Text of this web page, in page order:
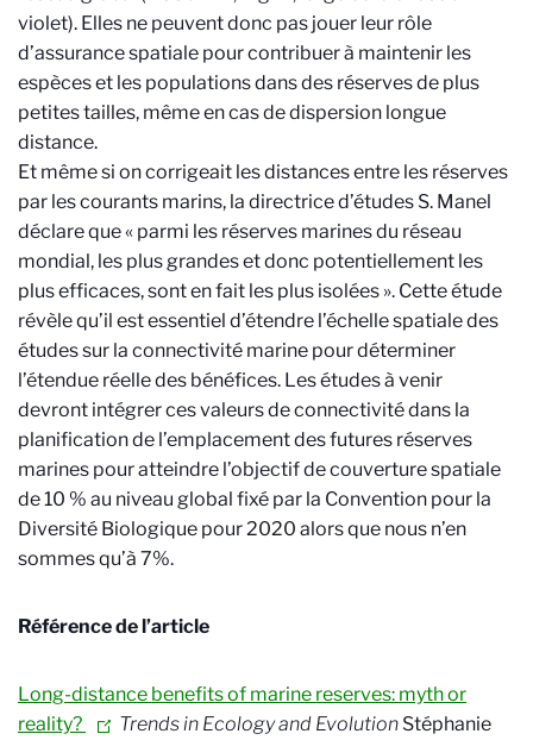
violet). Elles ne peuvent donc pas jouer leur rôle
d’assurance spatiale pour contribuer à maintenir les
espèces et les populations dans des réserves de plus
petites tailles, même en cas de dispersion longue
distance.
Et même si on corrigeait les distances entre les réserves
par les courants marins, la directrice d’études S. Manel
déclare que « parmi les réserves marines du réseau
mondial, les plus grandes et donc potentiellement les
plus efficaces, sont en fait les plus isolées ». Cette étude
révèle qu’il est essentiel d’étendre l’échelle spatiale des
études sur la connectivité marine pour déterminer
l’étendue réelle des bénéfices. Les études à venir
devront intégrer ces valeurs de connectivité dans la
planification de l’emplacement des futures réserves
marines pour atteindre l’objectif de couverture spatiale
de 10 % au niveau global fixé par la Convention pour la
Diversité Biologique pour 2020 alors que nous n’en
sommes qu’à 7%.
Référence de l’article
Long-distance benefits of marine reserves: myth or
reality?
Trends in Ecology and Evolution Stéphanie